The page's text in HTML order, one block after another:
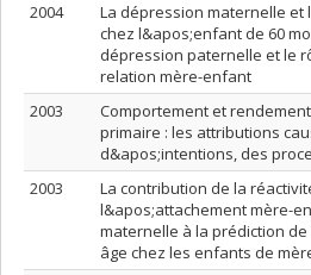
2004
La dépression maternelle
chez l&apos;enfant de 60
dépression paternelle et le
relation mère-enfant
2003
Comportement et
primaire : les attributions
d&apos;intentions, des
2003
La contribution de la
l&apos;attachement mère-
maternelle à la prédiction
âge chez les enfants de